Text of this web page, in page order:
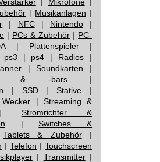
| Musikanlagen |
| NFC| Nintendo|
| PCs & Zubehör | PC-
| Plattenspieler|
ps3 | ps4 | Radios |
|Soundkarten |
& -bars|
| SSD|Stative |
| Streaming &
Stromrichter &
|Switches &
Tablets & Zubehör|
| Telefon | Touchscreen
| Transmitter|